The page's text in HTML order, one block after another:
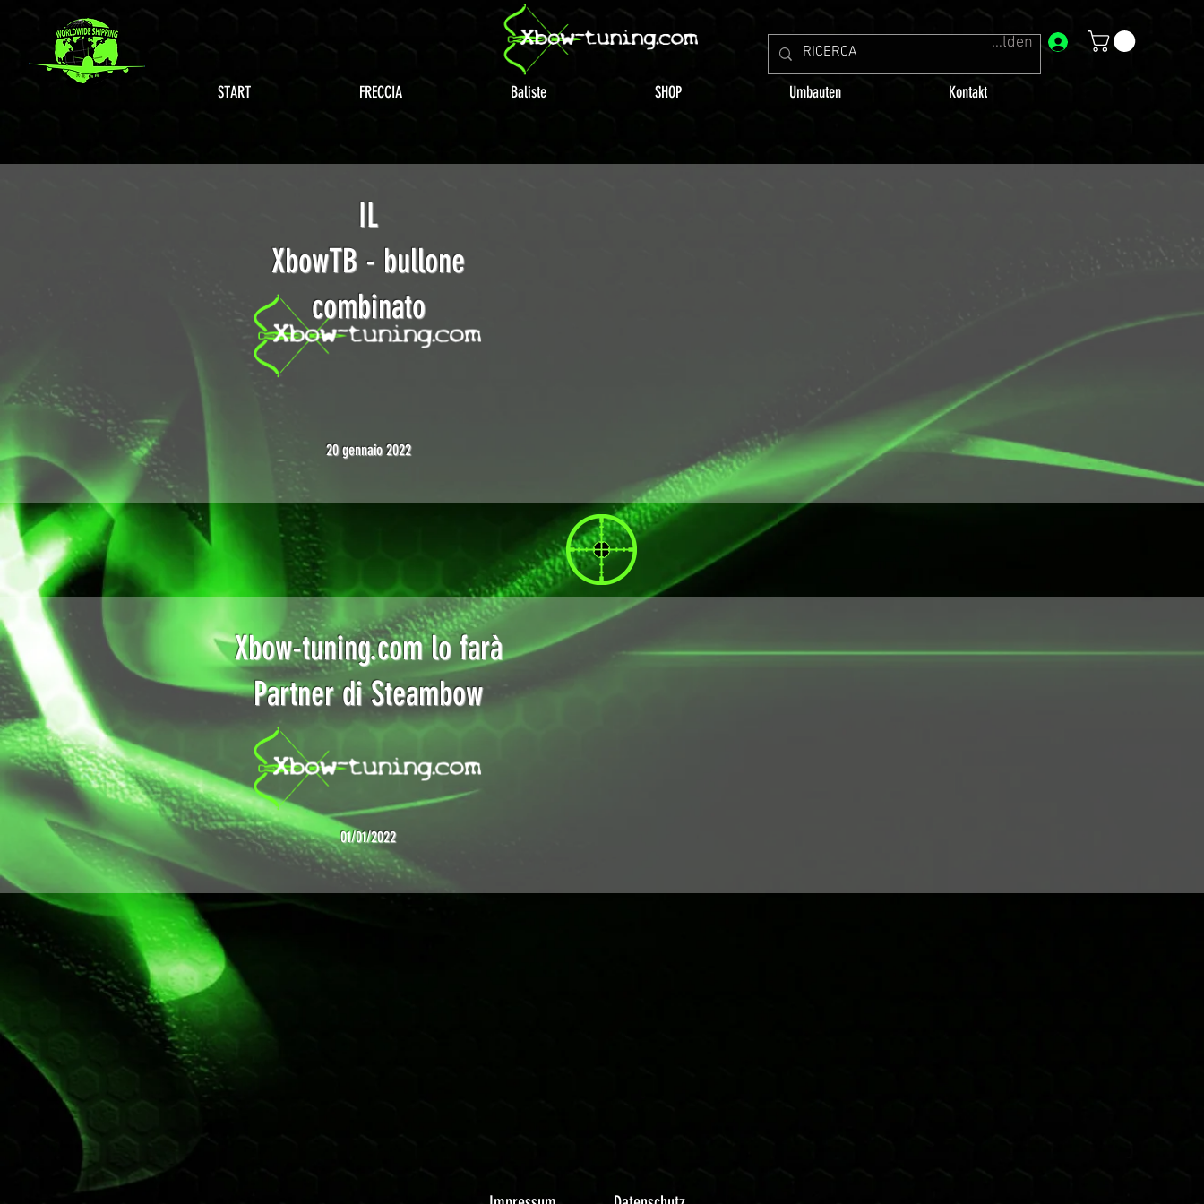
Anmelden
START FRECCIA Baliste SHOP Umbauten Kontakt
IL
XbowTB - bullone
combinato
20 gennaio 2022
Xbow-tuning.com lo farà
Partner di Steambow
01/01/2022